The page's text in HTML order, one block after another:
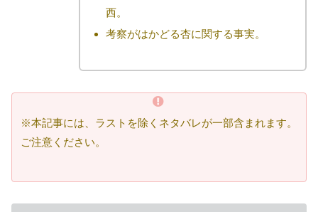
西。
考察がはかどる杏に関する事実。
※本記事には、ラストを除くネタバレが一部含まれます。
ご注意ください。